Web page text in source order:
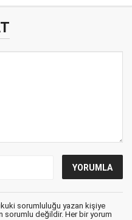
sorumluluğu yazan kişiye
sorumlu değildir. Her bir yorum